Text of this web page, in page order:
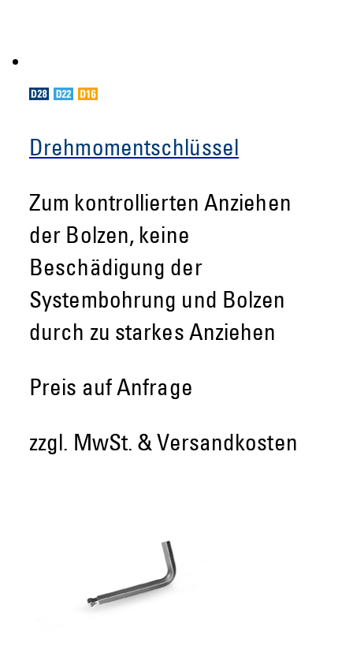
Drehmomentschlüssel
Zum kontrollierten Anziehen
der Bolzen, keine
Beschädigung der
Systembohrung und Bolzen
durch zu starkes Anziehen
Preis auf Anfrage
zzgl. MwSt. & Versandkosten